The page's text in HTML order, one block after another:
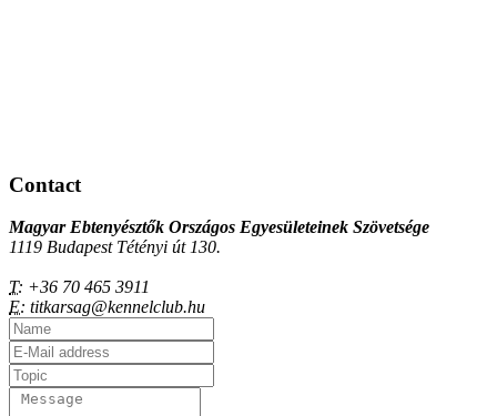
Contact
Magyar Ebtenyésztők Országos Egyesületeinek Szövetsége
1119 Budapest Tétényi út 130.
T: +36 70 465 3911
E: titkarsag@kennelclub.hu